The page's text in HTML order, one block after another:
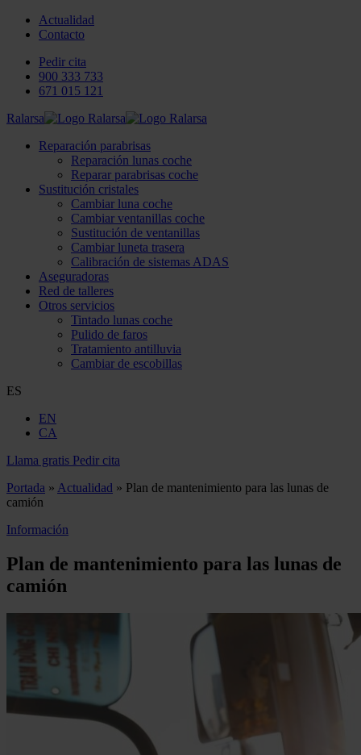
Actualidad
Contacto
Pedir cita
900 333 733
671 015 121
Ralarsa
Reparación parabrisas
Reparación lunas coche
Reparar parabrisas coche
Sustitución cristales
Cambiar luna coche
Cambiar ventanillas coche
Sustitución de ventanillas
Cambiar luneta trasera
Calibración de sistemas ADAS
Aseguradoras
Red de talleres
Otros servicios
Tintado lunas coche
Pulido de faros
Tratamiento antilluvia
Cambiar de escobillas
ES
EN
CA
Llama gratis Pedir cita
Portada » Actualidad » Plan de mantenimiento para las lunas de
camión
Información
Plan de mantenimiento para las lunas de
camión